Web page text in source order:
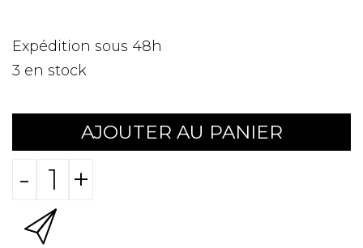
Expédition sous 48h
3 en stock
AJOUTER AU PANIER
- +